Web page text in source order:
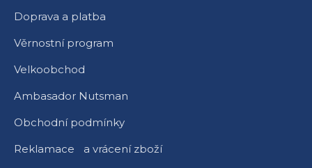
Doprava a platba
Věrnostní program
Velkoobchod
Ambasador Nutsman
Obchodní podmínky
Reklamace a vrácení zboží